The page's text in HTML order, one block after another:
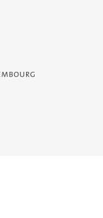
- Service